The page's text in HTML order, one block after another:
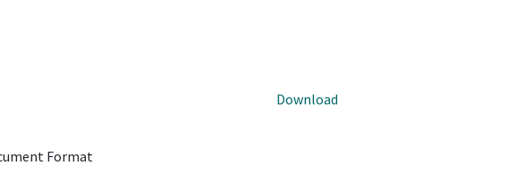
Format
Download